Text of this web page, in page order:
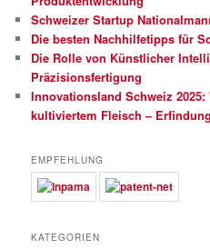
Schweizer Startup
Die besten Nachhilfetipps für
Die Rolle von Künstlicher
Präzisionsfertigung
Innovationsland Schweiz
kultiviertem Fleisch –
EMPFEHLUNG
KATEGORIEN